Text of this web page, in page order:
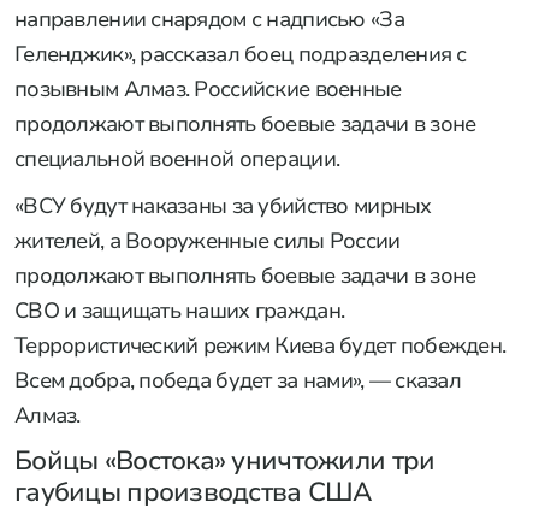
направлении снарядом с надписью «За
Геленджик», рассказал боец подразделения с
позывным Алмаз. Российские военные
продолжают выполнять боевые задачи в зоне
специальной военной операции.
«ВСУ будут наказаны за убийство мирных
жителей, а Вооруженные силы России
продолжают выполнять боевые задачи в зоне
СВО и защищать наших граждан.
Террористический режим Киева будет побежден.
Всем добра, победа будет за нами», — сказал
Алмаз.
Бойцы «Востока» уничтожили три
гаубицы производства США